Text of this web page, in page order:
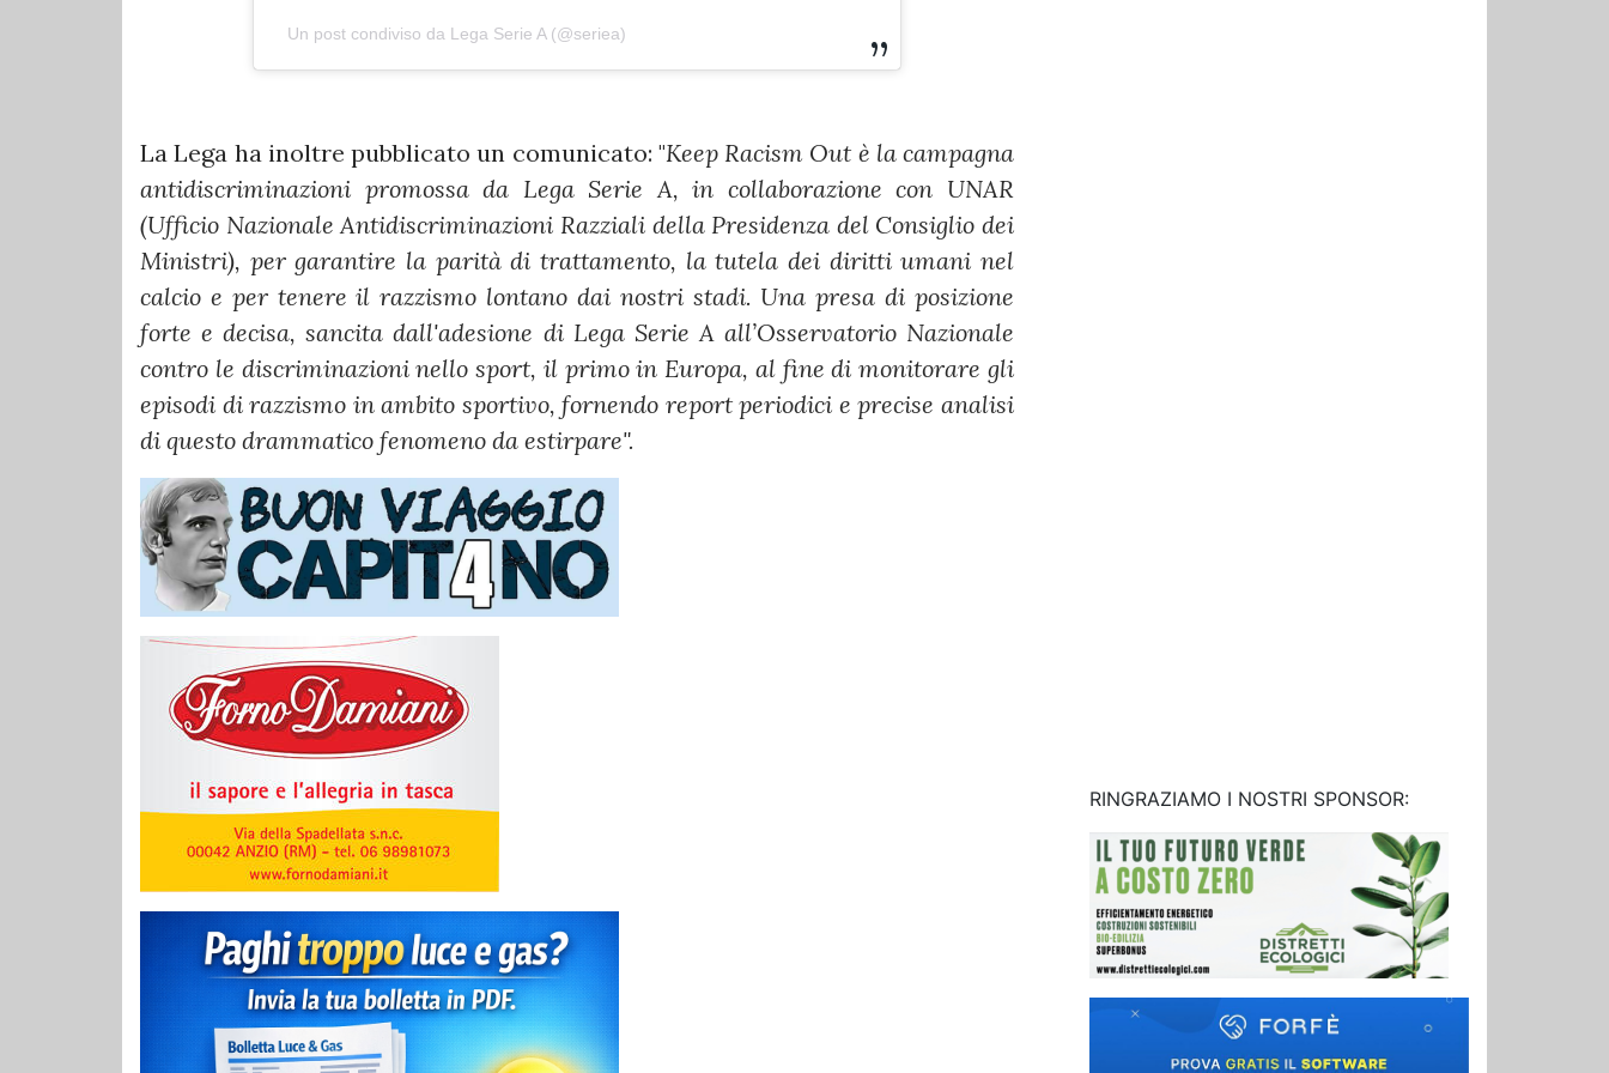
Un post condiviso da Lega Serie A (@seriea)
La Lega ha inoltre pubblicato un comunicato: "Keep Racism Out è la campagna
antidiscriminazioni promossa da Lega Serie A, in collaborazione con UNAR
(Ufficio Nazionale Antidiscriminazioni Razziali della Presidenza del Consiglio dei
Ministri), per garantire la parità di trattamento, la tutela dei diritti umani nel
calcio e per tenere il razzismo lontano dai nostri stadi. Una presa di posizione
forte e decisa, sancita dall'adesione di Lega Serie A all’Osservatorio Nazionale
contro le discriminazioni nello sport, il primo in Europa, al fine di monitorare gli
episodi di razzismo in ambito sportivo, fornendo report periodici e precise analisi
di questo drammatico fenomeno da estirpare".
RINGRAZIAMO I NOSTRI SPONSOR: